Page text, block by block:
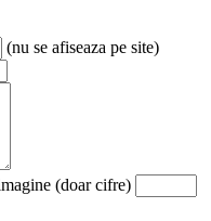
(nu se afiseaza pe site)
(doar cifre)